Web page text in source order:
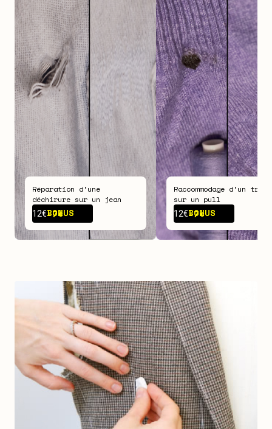
Réparation d‘une
déchirure sur un jean
12€BONUS -7€
Raccommodage d‘un trou
sur un pull
12€BONUS -7€